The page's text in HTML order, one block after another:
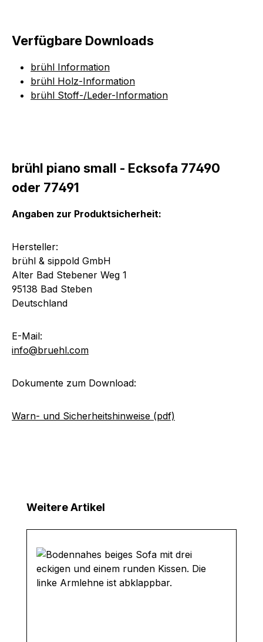
Verfügbare Downloads
brühl Information
brühl Holz-Information
brühl Stoff-/Leder-Information
brühl piano small - Ecksofa 77490
oder 77491
Angaben zur Produktsicherheit:
Hersteller:
brühl & sippold GmbH
Alter Bad Stebener Weg 1
95138 Bad Steben
Deutschland
E-Mail:
info@bruehl.com
Dokumente zum Download:
Warn- und Sicherheitshinweise (pdf)
Produktgalerie überspringen
Weitere Artikel